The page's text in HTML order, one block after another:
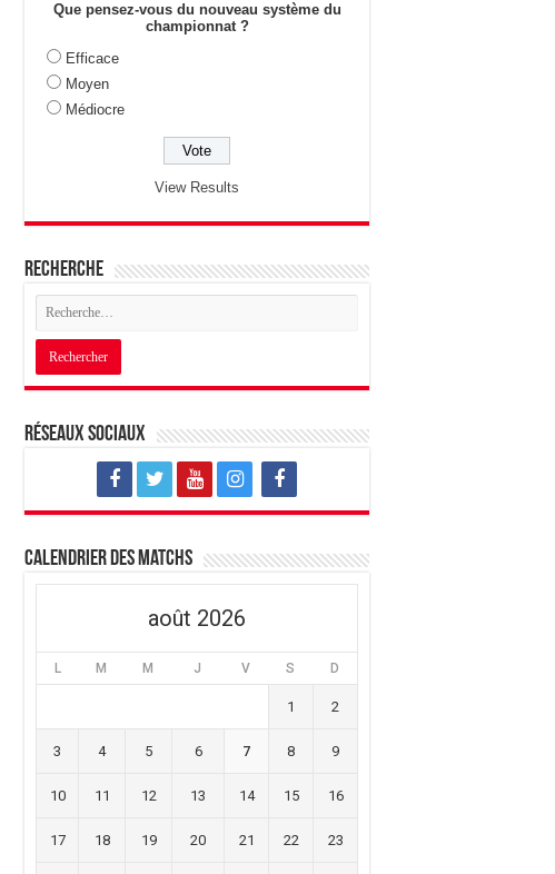
Que pensez-vous du nouveau système du
championnat ?
Efficace
Moyen
Médiocre
View Results
Recherche
Réseaux sociaux
Calendrier des matchs
août 2026
L M M J V S D
1 2
3 4 5 6 7 8 9
10 11 12 13 14 15 16
17 18 19 20 21 22 23